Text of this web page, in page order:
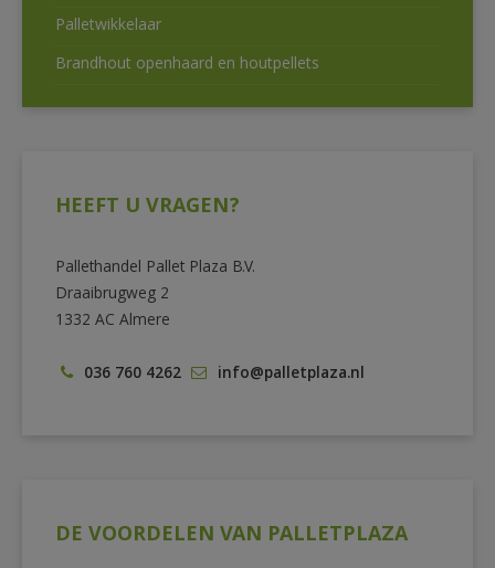
Palletwikkelaar
Brandhout openhaard en houtpellets
HEEFT U VRAGEN?
Pallethandel Pallet Plaza B.V.
Draaibrugweg 2
1332 AC Almere
036 760 4262 info@palletplaza.nl
DE VOORDELEN VAN PALLETPLAZA